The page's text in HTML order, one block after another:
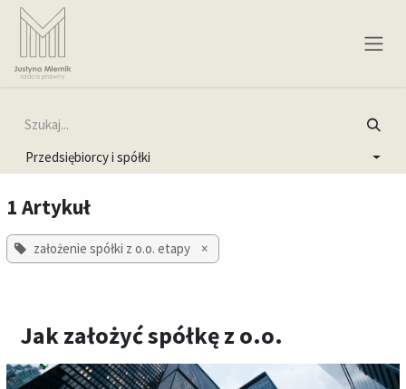
Skip to Content
Przedsiębiorcy i spółki
1 Artykuł
założenie spółki z o.o. etapy ×
Jak założyć spółkę z o.o.